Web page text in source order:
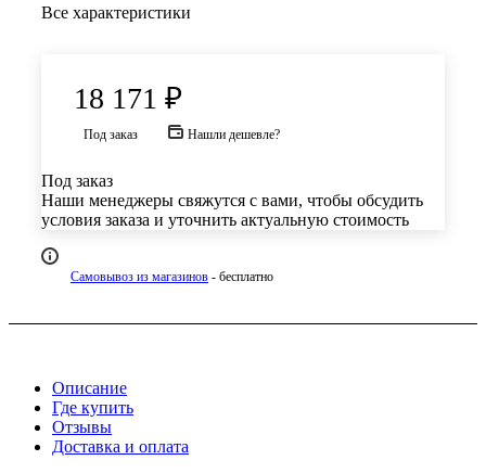
Все характеристики
18 171 ₽
Под заказ Нашли дешевле?
Под заказ
Наши менеджеры свяжутся с вами, чтобы обсудить
условия заказа и уточнить актуальную стоимость
Самовывоз из магазинов - бесплатно
Описание
Где купить
Отзывы
Доставка и оплата